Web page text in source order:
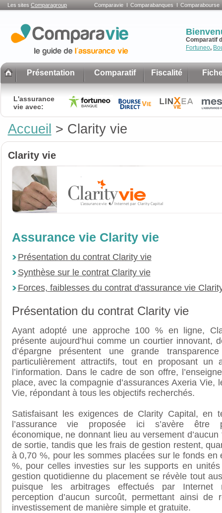
Les sites Comparagroup Comparavie Comparabanques Comparabourse
Comparatif
Fortuneo,
Présentation Comparatif Fiscalité
L'assurance
vie avec:
Accueil > Clarity vie
Clarity vie
Assurance vie Clarity vie
Présentation du contrat Clarity vie
Synthèse sur le contrat Clarity vie
Forces, faiblesses du contrat d'assurance vie
Présentation du contrat Clarity vie
Ayant adopté une approche 100 % en ligne,
présente aujourd’hui comme un courtier innovant,
d’épargne présentent une grande
particulièrement attractifs, tout en proposant un
l’information. Dans le cadre de son offre,
place, avec la compagnie d’assurances Axeria Vie,
Vie, répondant à tous les objectifs recherchés.
Satisfaisant les exigences de Clarity Capital, en
l’assurance vie proposée ici s’avère être
économique, ne donnant lieu au versement d’aucun
de sortie, tandis que les frais de gestion restent,
à 0,70 %, pour les sommes placées sur le fonds en
%, pour celles investies sur les supports en
gestion quotidienne du placement se révèle tout
puisque les arbitrages effectués par Internet
perception d’aucun surcoût, permettant ainsi de
investissement de manière simple et gratuite.